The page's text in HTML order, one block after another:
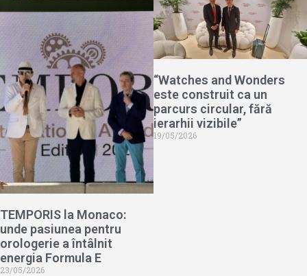
TEMPORIS la Monaco:
unde pasiunea pentru
orologerie a întâlnit
energia Formula E
23/05/2026
“Watches and Wonders
este construit ca un
parcurs circular, fără
ierarhii vizibile”
19/05/2026